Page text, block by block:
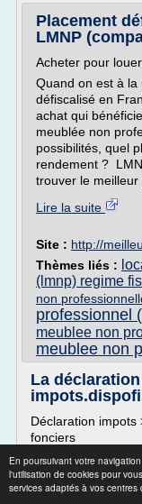
En poursuivant votre
l'utilisation de cookies pour
services adaptés à vos centres
Placement
LMNP
Acheter pour louer
Quand on est à
défiscalisé en
achat qui
meublée non
possibilités, quel
rendement ?
trouver le meilleur
Lire la suite
Site : http://
Thèmes liés :
(lmnp) regime
non
professionnel
meublee non
meublee non
La
Déclaration impots
fonciers
La déclaration des
Les propriétaires
remplir une